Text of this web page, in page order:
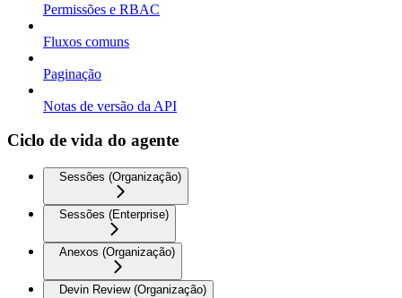
Permissões e RBAC
Fluxos comuns
Paginação
Notas de versão da API
Ciclo de vida do agente
Sessões (Organização)
Sessões (Enterprise)
Anexos (Organização)
Devin Review (Organização)